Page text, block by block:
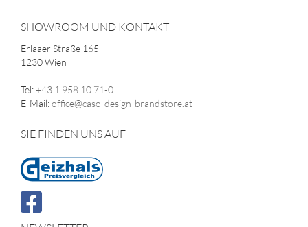
SHOWROOM UND KONTAKT
Erlaaer Straße 165
1230 Wien
Tel:+43 1 958 10 71-0
E-Mail:office@caso-design-brandstore.at
SIE FINDEN UNS AUF